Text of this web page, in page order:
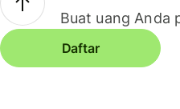
Buat uang Anda
Daftar